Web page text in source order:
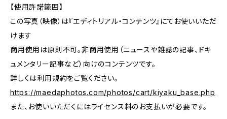
【使用許諾範囲】
この写真（映像）は『エディトリアル・コンテンツ』にてお使いいただ
けます
商用使用は原則不可。非商用使用（ニュースや雑誌の記事、ドキ
ュメンタリー記事など）向けのコンテンツです。
詳しくは利用規約をご覧ください。
https://maedaphotos.com/photos/cart/kiyaku_base.php
また、お使いいただくにはライセンス料のお支払いが必要です。